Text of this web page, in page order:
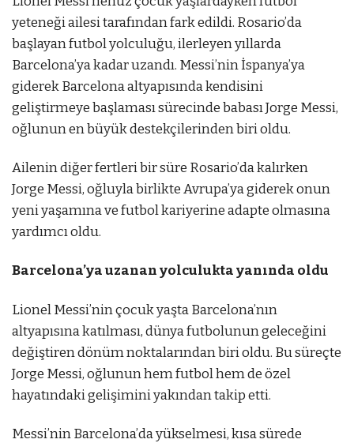
yeteneği ailesi tarafından fark edildi. Rosario’da
başlayan futbol yolculuğu, ilerleyen yıllarda
Barcelona’ya kadar uzandı. Messi’nin İspanya’ya
giderek Barcelona altyapısında kendisini
geliştirmeye başlaması sürecinde babası Jorge Messi,
oğlunun en büyük destekçilerinden biri oldu.
Ailenin diğer fertleri bir süre Rosario’da kalırken
Jorge Messi, oğluyla birlikte Avrupa’ya giderek onun
yeni yaşamına ve futbol kariyerine adapte olmasına
yardımcı oldu.
Barcelona’ya uzanan yolculukta yanında oldu
Lionel Messi’nin çocuk yaşta Barcelona’nın
altyapısına katılması, dünya futbolunun geleceğini
değiştiren dönüm noktalarından biri oldu. Bu süreçte
Jorge Messi, oğlunun hem futbol hem de özel
hayatındaki gelişimini yakından takip etti.
Messi’nin Barcelona’da yükselmesi, kısa sürede